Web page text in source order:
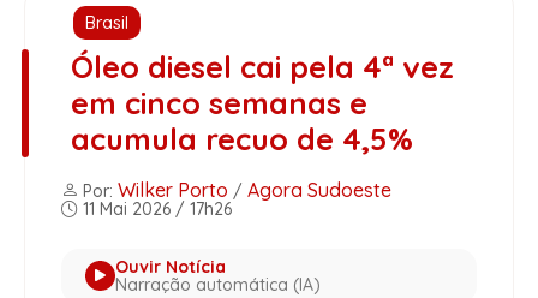
Brasil
Óleo diesel cai pela 4ª vez
em cinco semanas e
acumula recuo de 4,5%
Por: Wilker Porto / Agora Sudoeste
11 Mai 2026 / 17h26
Ouvir Notícia
Narração automática (IA)